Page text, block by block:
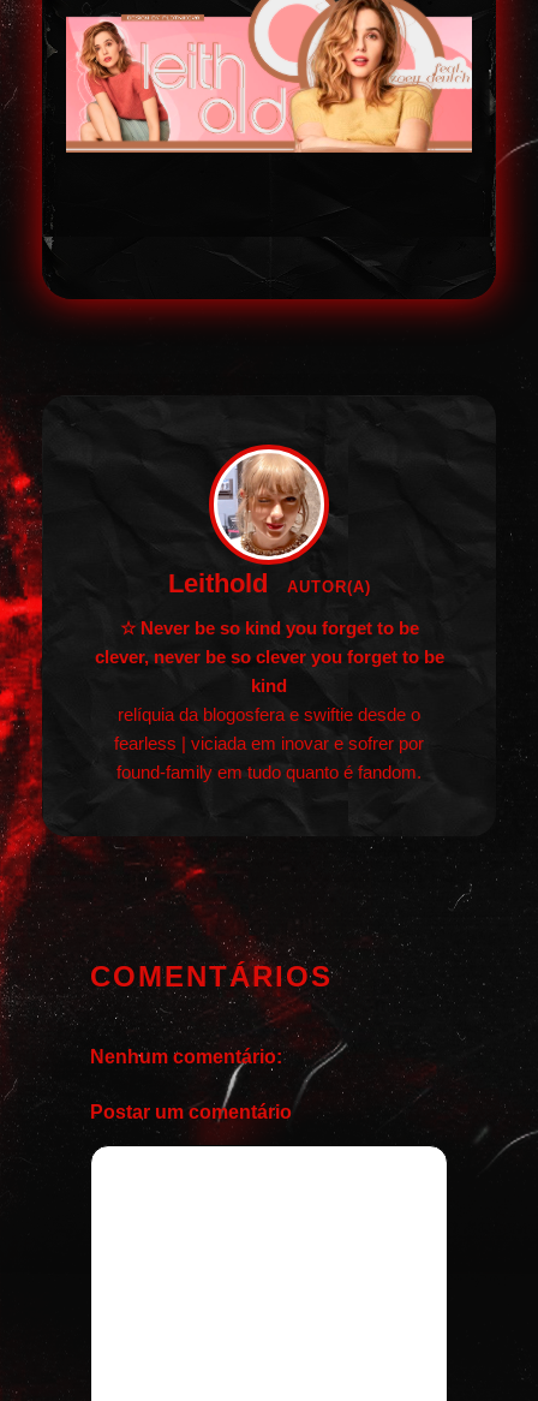
Leithold AUTOR(A)
☆ Never be so kind you forget to be
clever, never be so clever you forget to be
kind
relíquia da blogosfera e swiftie desde o
fearless | viciada em inovar e sofrer por
found-family em tudo quanto é fandom.
COMENTÁRIOS
Nenhum comentário:
Postar um comentário